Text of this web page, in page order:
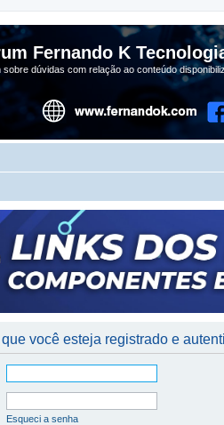
Fernando K
sobre dúvidas com relação ao conteúdo
você esteja registrado e
Esqueci a senha